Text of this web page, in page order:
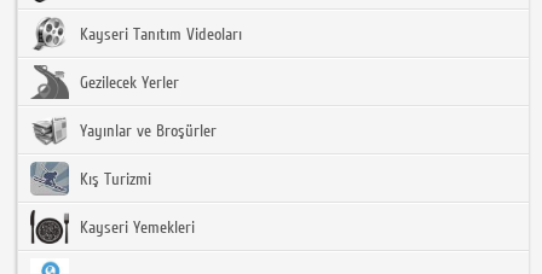
Kayseri Tanıtım Videoları
Gezilecek Yerler
Yayınlar ve Broşürler
Kış Turizmi
Kayseri Yemekleri